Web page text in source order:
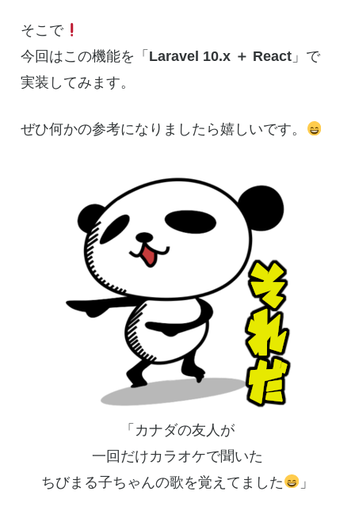
そこで
今回はこの機能を「 Laravel 10.x ＋ React 」で
実装してみます。
ぜひ何かの参考になりましたら嬉しいです。
「カナダの友人が
一回だけカラオケで聞いた
ちびまる子ちゃんの歌を覚えてました
」